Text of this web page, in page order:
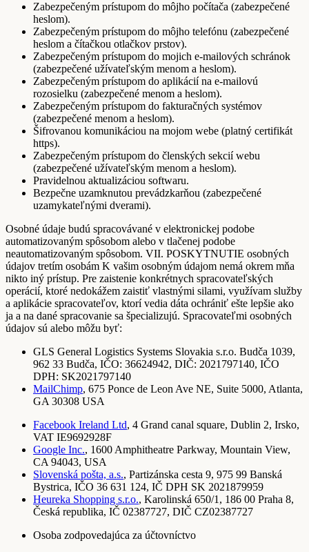
Zabezpečeným prístupom do môjho počítača (zabezpečené
heslom).
Zabezpečeným prístupom do môjho telefónu (zabezpečené
heslom a čítačkou otlačkov prstov).
Zabezpečeným prístupom do mojich e-mailových schránok
(zabezpečené užívateľským menom a heslom).
Zabezpečeným prístupom do aplikácií na e-mailovú
rozosielku (zabezpečené menom a heslom).
Zabezpečeným prístupom do fakturačných systémov
(zabezpečené menom a heslom).
Šifrovanou komunikáciou na mojom webe (platný certifikát
https).
Zabezpečeným prístupom do členských sekcií webu
(zabezpečené užívateľským menom a heslom).
Pravidelnou aktualizáciou softwaru.
Bezpečne uzamknutou prevádzkarňou (zabezpečené
uzamykateľnými dverami).
Osobné údaje budú spracovávané v elektronickej podobe
automatizovaným spôsobom alebo v tlačenej podobe
neautomatizovaným spôsobom. VII. POSKYTNUTIE osobných
údajov tretím osobám K vašim osobným údajom nemá okrem mňa
nikto iný prístup. Pre zaistenie konkrétnych spracovateľských
operácií, ktoré nedokážem zaistiť vlastnými silami, využívam služby
a aplikácie spracovateľov, ktorí vedia dáta ochrániť ešte lepšie ako
ja a na dané spracovanie sa špecializujú. Spracovateľmi osobných
údajov sú alebo môžu byť:
GLS General Logistics Systems Slovakia s.r.o. Budča 1039,
962 33 Budča, IČO: 36624942, DIČ: 2021797140, IČO
DPH: SK2021797140
MailChimp, 675 Ponce de Leon Ave NE, Suite 5000, Atlanta,
GA 30308 USA
Facebook Ireland Ltd, 4 Grand canal square, Dublin 2, Irsko,
VAT IE9692928F
Google Inc., 1600 Amphitheatre Parkway, Mountain View,
CA 94043, USA
Slovenská pošta, a.s., Partizánska cesta 9, 975 99 Banská
Bystrica, IČO 36 631 124, IČ DPH SK 2021879959
Heureka Shopping s.r.o., Karolinská 650/1, 186 00 Praha 8,
Česká republika, IČ 02387727, DIČ CZ02387727
Osoba zodpovedajúca za účtovníctvo